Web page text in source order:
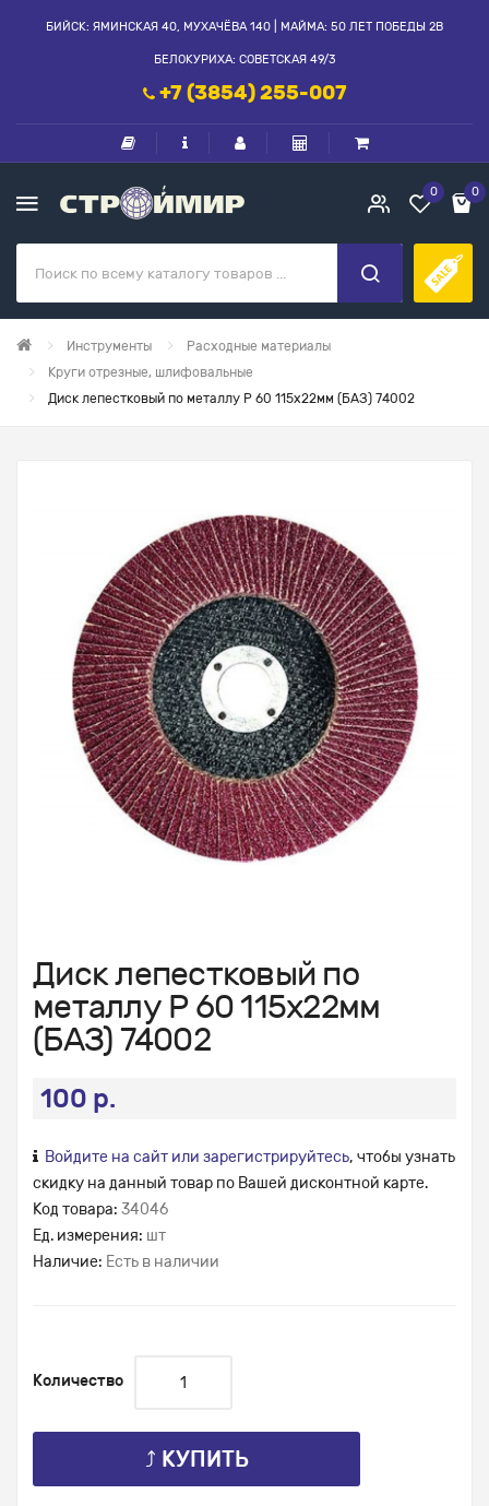
БИЙСК: ЯМИНСКАЯ 40, МУХАЧЁВА 140 | МАЙМА: 50 ЛЕТ ПОБЕДЫ 2В
БЕЛОКУРИХА: СОВЕТСКАЯ 49/3
+7 (3854) 255-007
0 0
Инструменты
Расходные материалы
Круги отрезные, шлифовальные
Диск лепестковый по металлу Р 60 115х22мм (БАЗ) 74002
Диск лепестковый по
металлу Р 60 115х22мм
(БАЗ) 74002
100 р.
Войдите на сайт или зарегистрируйтесь, чтобы узнать
скидку на данный товар по Вашей дисконтной карте.
Код товара: 34046
Ед. измерения: шт
Наличие: Есть в наличии
Количество
⤴ КУПИТЬ